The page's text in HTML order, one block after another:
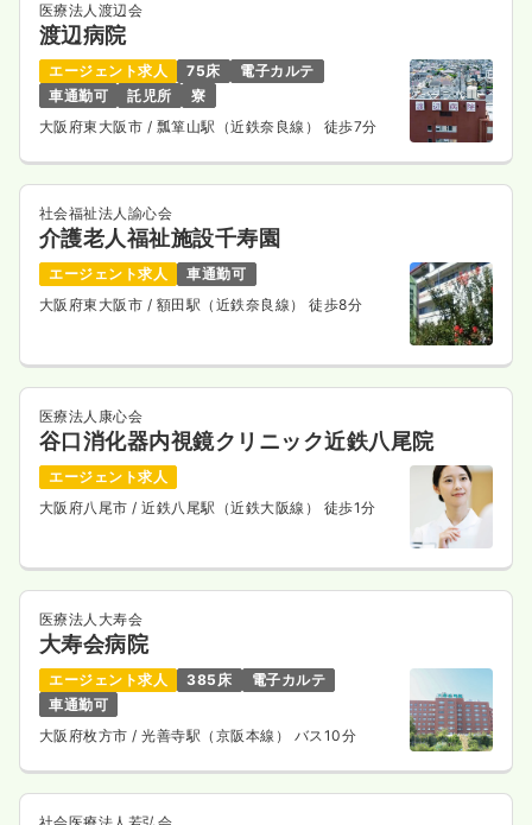
医療法人渡辺会
渡辺病院
エージェント求人 75床
電子カルテ
車通勤可
託児所
寮
大阪府東大阪市 / 瓢箪山駅（近鉄奈良線） 徒歩7分
社会福祉法人諭心会
介護老人福祉施設千寿園
エージェント求人
車通勤可
大阪府東大阪市 / 額田駅（近鉄奈良線） 徒歩8分
医療法人康心会
谷口消化器内視鏡クリニック近鉄八尾院
エージェント求人
大阪府八尾市/ 近鉄八尾駅（近鉄大阪線） 徒歩1分
医療法人大寿会
大寿会病院
エージェント求人 385床
電子カルテ
車通勤可
大阪府枚方市 / 光善寺駅（京阪本線） バス10分